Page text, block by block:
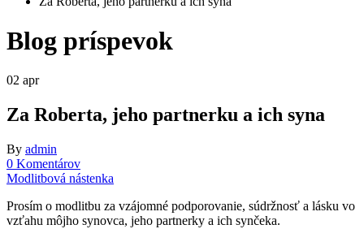
Blog príspevok
02 apr
Za Roberta, jeho partnerku a ich syna
By admin
0 Komentárov
Modlitbová nástenka
Prosím o modlitbu za vzájomné podporovanie, súdržnosť a lásku vo
vzťahu môjho synovca, jeho partnerky a ich synčeka.